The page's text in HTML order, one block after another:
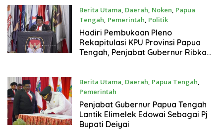
Berita Utama, Daerah, Noken, Papua
Tengah, Pemerintah, Politik
March 5, 2024
Hadiri Pembukaan Pleno
Rekapitulasi KPU Provinsi Papua
Tengah, Penjabat Gubernur Ribka
Berita Utama, Daerah, Papua Tengah,
Pemerintah
February 23, 2024
Penjabat Gubernur Papua Tengah
Lantik Elimelek Edowai Sebagai Pj
Bupati Deiyai